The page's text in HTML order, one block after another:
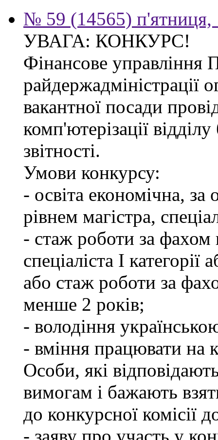
№ 59 (14565) п'ятниця,
УВАГА: КОНКУРС!
Фінансове управління
райдержадміністрації
вакантної посади
комп'ютерізації
звітності.
Умови конкурсу:
- освіта економічна, за
рівнем магістра,
- стаж роботи за фахом
спеціаліста І
або стаж роботи за
менше 2 років;
- володіння
- вміння працювати на
Особи, які
вимогам і бажають
до конкурсної комісії
- заяву про участь у